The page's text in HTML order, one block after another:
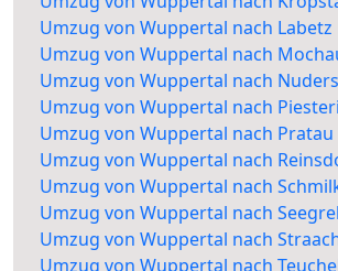
Umzug von Wuppertal nach Labetz
Umzug von Wuppertal nach
Umzug von Wuppertal nach
Umzug von Wuppertal nach
Umzug von Wuppertal nach Pratau
Umzug von Wuppertal nach
Umzug von Wuppertal nach
Umzug von Wuppertal nach
Umzug von Wuppertal nach
Umzug von Wuppertal nach